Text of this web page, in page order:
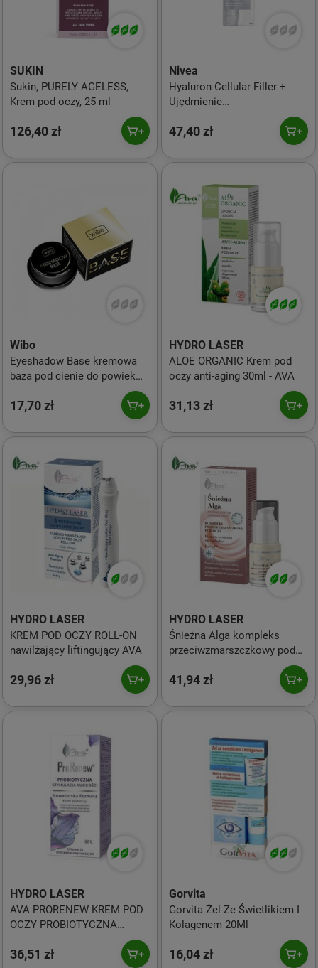
SUKIN
Sukin, PURELY AGELESS,
Krem pod oczy, 25 ml
126,40 zł
Nivea
Hyaluron Cellular Filler +
Ujędrnienie
przeciwzmarszczkowy krem
pod oczy 15ml
47,40 zł
Wibo
Eyeshadow Base kremowa
baza pod cienie do powiek
17,70 zł
HYDRO LASER
ALOE ORGANIC Krem pod
oczy anti-aging 30ml - AVA
31,13 zł
HYDRO LASER
KREM POD OCZY ROLL-ON
nawilżający liftingujący AVA
29,96 zł
HYDRO LASER
Śnieżna Alga kompleks
przeciwzmarszczkowy pod
41,94 zł
HYDRO LASER
AVA PRORENEW KREM POD
OCZY PROBIOTYCZNA
STYMULACJA MŁODOŚCI,
15ml - AVA
36,51 zł
Gorvita
Gorvita Żel Ze Świetlikiem I
Kolagenem 20Ml
16,04 zł